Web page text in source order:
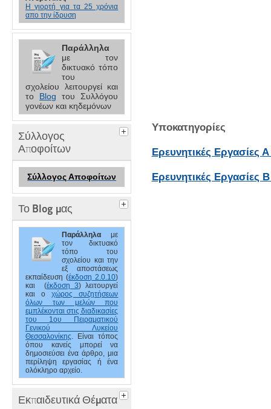
Η γιορτή για τα 25 χρόνια
απο την ίδρυση
Παράλληλα
με τον
δικτυακό τόπο
του
σχολείου λειτουργεί και
το Blog του Συλλόγου
γονέων και κηδεμόνων
Σύλλογος
Αποφοίτων
Σύλλογος Αποφοίτων
Το Blog μας
Παράλληλα με
τονδικτυακό
τόπο του
σχολείου και την
εξ αποστάσεως
εκπαίδευση (έκδοση 2.0.10)
και (έκδοση 3) λειτουργεί
και οχώρος συζητήσεων
όλων των μελών που
εμπλέκονται στις διαδικασίες
του 1ου Πειραματικού
Γενικού Λυκείου
Θεσσαλονίκης . Είναι τόπος
όπου κανείς μπορεί να
δημοσιεύσει ένα άρθρο, μια
περίληψη εργασίας ή ένα
ολόκληρο αρχείο.
Εκπαιδευτικά Θέματα
Υποκατηγορίες
Ερευνητικές Εργασίες Α
Ερευνητικές Εργασίες